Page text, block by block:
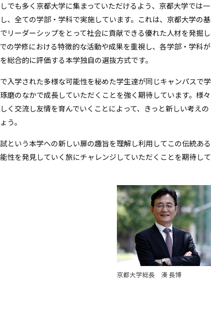
でも多く京都大学に集まっていただけるよう、京都大学では一
、全ての学部・学科で実施しています。これは、京都大学の基
リーダーシップをとって社会に貢献できる優れた人材を発掘し
の学修における特徴的な活動や成果を重視し、各学部・学科が
総合的に評価する本学独自の選抜方式です。
入学された多様な可能性を秘めた学生達が同じキャンパスで学
磨のなかで成長していただくことを強く期待しています。様々
く交流し友情を育んでいくことによって、きっと新しい考えの
う。
という本学への新しい扉の趣旨を理解し利用してこの伝統ある
性を発見していく旅にチャレンジしていただくことを期待して
京都大学総長 湊 長博